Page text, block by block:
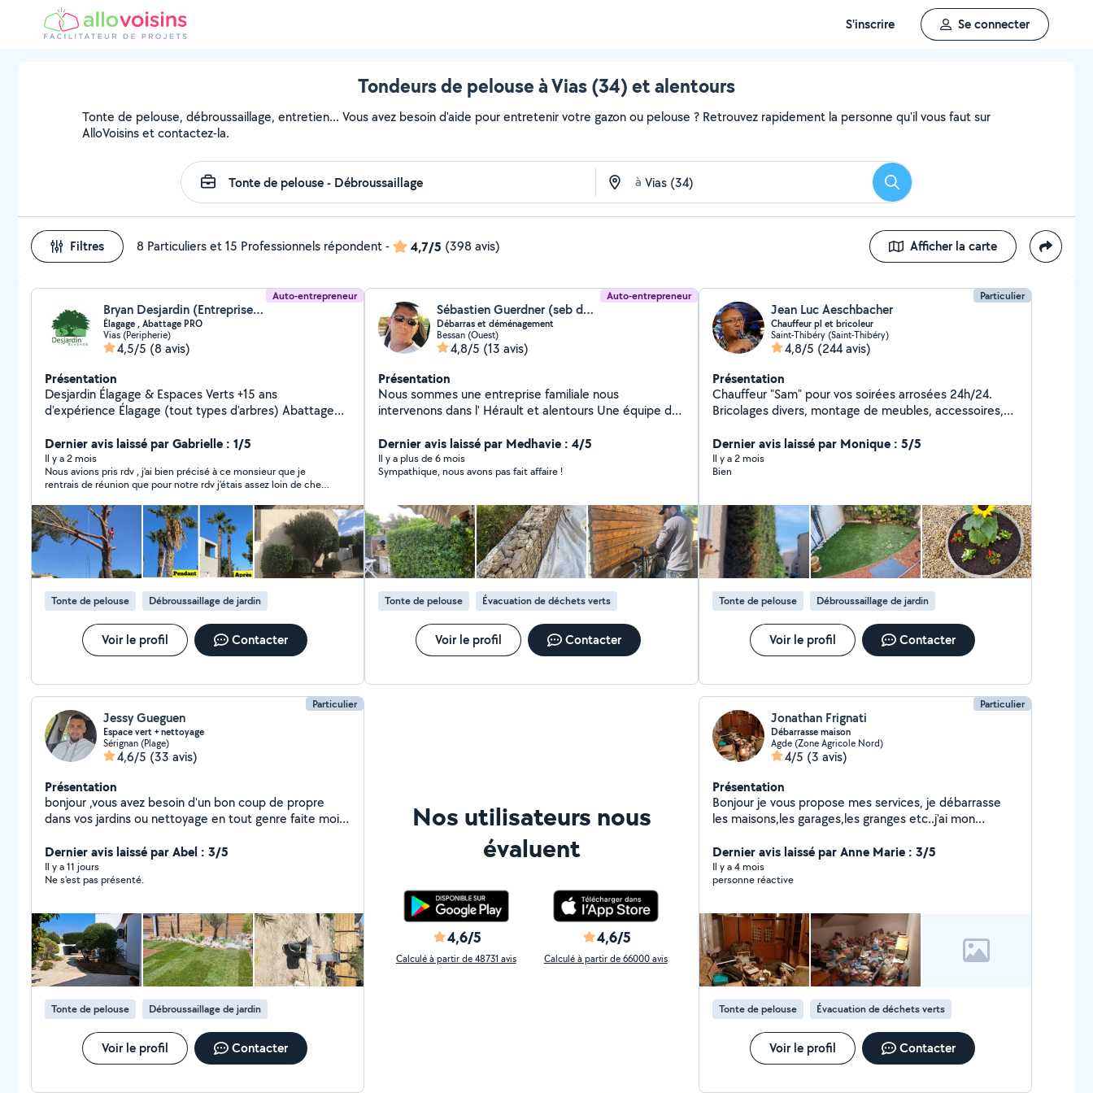
S'inscrire Se connecter
Tondeurs de pelouse à Vias (34) et alentours
Tonte de pelouse, débroussaillage, entretien... Vous avez besoin d'aide pour entretenir votre gazon ou pelouse ? Retrouvez rapidement la personne qu'il vous faut sur
AlloVoisins et contactez-la.
à Rechercher
Filtres 8 Particuliers et 15 Professionnels répondent- 4,7/5 (398 avis) Afficher la carte
Auto-entrepreneur
Bryan Desjardin (Entreprise Desjardin)
Élagage , Abattage PRO
Vias (Peripherie)
4,5/5 (8 avis)
Présentation
Desjardin Élagage & Espaces Verts +15 ans
d'expérience Élagage (tout types d'arbres) Abattage
Taille : haies, arbustes, arbres Entretien & remise en
état Traitements des arbres Création de jardins Pose
de clôtures Nettoyage haute pression Camion benne
& nacelle Évacuation des déchets verts ️ RC Pro Devis
gratuit
Dernier avis laissé par Gabrielle : 1/5
Il y a 2 mois
Nous avions pris rdv , j'ai bien précisé à ce monsieur que je
rentrais de réunion que pour notre rdv j’étais assez loin de chez
j'attends toujours son appel .. heureusement que des
professionnels sérieux existent , j'en ai trouvé .
Tonte de pelouse Débroussaillage de jardin
Voir le profil Contacter
Auto-entrepreneur
Sébastien Guerdner (seb debarrasse 34)
Débarras et déménagement
Bessan (Ouest)
4,8/5 (13 avis)
Présentation
Nous sommes une entreprise familiale nous
intervenons dans l' Hérault et alentours Une équipe de
lieux Avec toujours le sourire
Dernier avis laissé par Medhavie : 4/5
Il y a plus de 6 mois
Sympathique, nous avons pas fait affaire !
Tonte de pelouse Évacuation de déchets verts
Voir le profil Contacter
Particulier
Jean Luc Aeschbacher
Chauffeur pl et bricoleur
Saint-Thibéry (Saint-Thibéry)
4,8/5 (244 avis)
Présentation
Chauffeur "Sam" pour vos soirées arrosées 24h/24.
Bricolages divers, montage de meubles, accessoires,
et bien d'autres demandes. Dites moi ce dont vous
avez besoin et je vous dirai si c'est possible pour moi.
J'ai aussi le permis super lourd si besoin
Dernier avis laissé par Monique : 5/5
Il y a 2 mois
Bien
Tonte de pelouse Débroussaillage de jardin
Voir le profil Contacter
Particulier
Jessy Gueguen
Espace vert + nettoyage
Sérignan (Plage)
4,6/5 (33 avis)
Présentation
bonjour ,vous avez besoin d'un bon coup de propre
dans vos jardins ou nettoyage en tout genre faite moi
Dernier avis laissé par Abel : 3/5
Il y a 11 jours
Ne s’est pas présenté.
Tonte de pelouse Débroussaillage de jardin
Voir le profil Contacter
Nos utilisateurs nous
évaluent
4,6/5
Calculé à partir de 48731 avis
4,6/5
Calculé à partir de 66000 avis
Particulier
Jonathan Frignati
Débarrasse maison
Agde (Zone Agricole Nord)
4/5 (3 avis)
Présentation
Bonjour je vous propose mes services, je débarrasse
les maisons,les garages,les granges etc..j'ai mon
nickel jusqu'àu coup de balai a la fin ..me contacter
pour plus de renseignements
Dernier avis laissé par Anne Marie : 3/5
Il y a 4 mois
personne réactive
Tonte de pelouse Évacuation de déchets verts
Voir le profil Contacter